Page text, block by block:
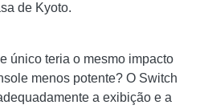
de Kyoto.
único teria o mesmo impacto
menos potente? O Switch
a exibição e a